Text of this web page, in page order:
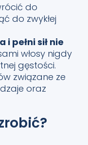
do
do zwykłej
pełni sił nie
włosy nigdy
gęstości.
związane ze
oraz